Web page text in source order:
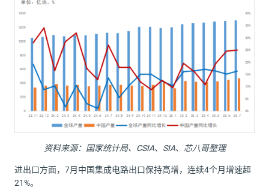
资料来源：国家统计局、 CSIA、 SIA、 芯八哥整理
进出口方面，7月中国集成电路出口保持高增，连续4个月增速超
21%。